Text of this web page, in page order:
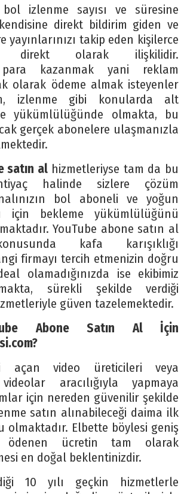
bol izlenme sayısı ve süresine
direkt bildirim giden ve
yayınlarınızı takip eden kişilerce
direkt olarak ilişkilidir.
para kazanmak yani reklam
olarak ödeme almak isteyenler
izlenme gibi konularda alt
yükümlülüğünde olmakta, bu
gerçek abonelere ulaşmanızla
satın alhizmetleriyse tam da bu
halinde sizlere çözüm
bol aboneli ve yoğun
için bekleme yükümlülüğünü
YouTube abone satın al
kafa karışıklığı
firmayı tercih etmenizin doğru
olamadığınızda ise ekibimiz
sürekli şekilde verdiği
güven tazelemektedir.
Abone Satın Al İçin
açan video üreticileri veya
videolar aracılığıyla yapmaya
için nereden güvenilir şekilde
satın alınabileceği daima ilk
olmaktadır. Elbette böylesi geniş
ödenen ücretin tam olarak
en doğal beklentinizdir.
10 yılı geçkin hizmetlerle